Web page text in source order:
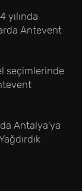
yılında
Antevent
seçimlerinde
Antalya'ya